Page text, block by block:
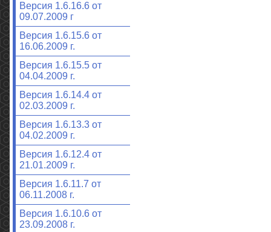
Версия 1.6.16.6 от
09.07.2009 г
Версия 1.6.15.6 от
16.06.2009 г.
Версия 1.6.15.5 от
04.04.2009 г.
Версия 1.6.14.4 от
02.03.2009 г.
Версия 1.6.13.3 от
04.02.2009 г.
Версия 1.6.12.4 от
21.01.2009 г.
Версия 1.6.11.7 от
06.11.2008 г.
Версия 1.6.10.6 от
23.09.2008 г.